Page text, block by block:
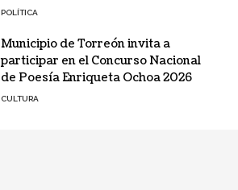
POLÍTICA
Municipio de Torreón invita a
participar en el Concurso Nacional
de Poesía Enriqueta Ochoa 2026
CULTURA